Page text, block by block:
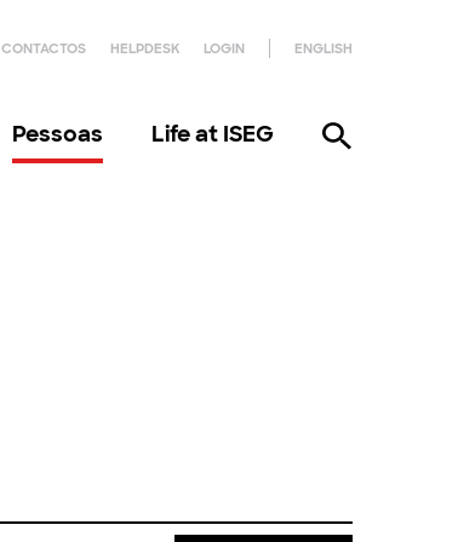
CONTACTOS HELPDESK LOGIN ENGLISH
Pessoas Life at ISEG